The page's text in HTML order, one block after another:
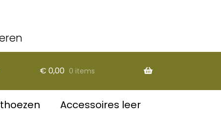
€ 0,00 0 items
Accessoires leer